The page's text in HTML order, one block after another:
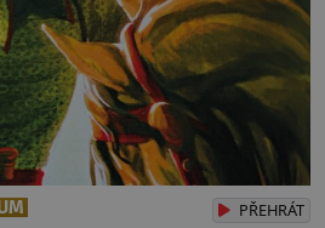
PŘEHRÁT